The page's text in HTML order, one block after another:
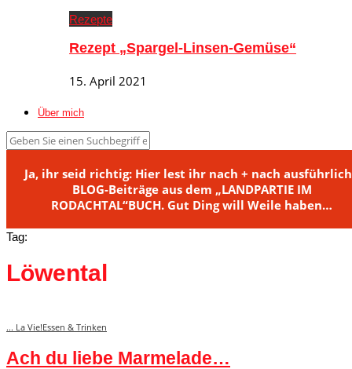
Rezepte
Rezept „Spargel-Linsen-Gemüse“
15. April 2021
Über mich
Ja, ihr seid richtig: Hier lest ihr nach + nach
BLOG-Beiträge aus dem „LANDPARTIE IM
RODACHTAL“BUCH. Gut Ding will Weile haben…
Tag:
Löwental
... La Vie!Essen & Trinken
Ach du liebe Marmelade…